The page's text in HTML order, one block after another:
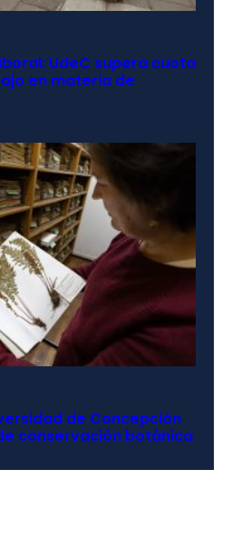
UdeC supera cuota
en materia de
de Concepción
conservación botánica